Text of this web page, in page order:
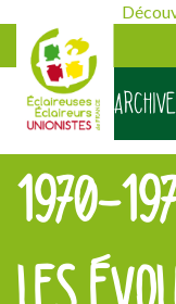
1970-